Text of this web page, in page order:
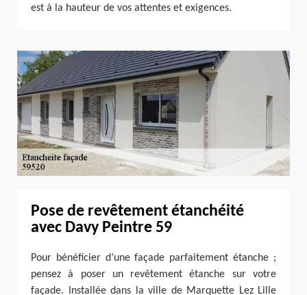
est à la hauteur de vos attentes et exigences.
Pose de revêtement étanchéité
avec Davy Peintre 59
Pour bénéficier d’une façade parfaitement étanche ;
pensez à poser un revêtement étanche sur votre
façade. Installée dans la ville de Marquette Lez Lille